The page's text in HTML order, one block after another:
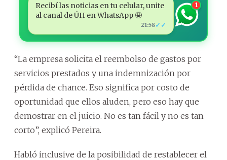
Recibí las noticias en tu celular, unite
al canal de ÚH en WhatsApp 🤩
21:58✓✓
1
“La empresa solicita el reembolso de gastos por
servicios prestados y una indemnización por
pérdida de chance. Eso significa por costo de
oportunidad que ellos aluden, pero eso hay que
demostrar en el juicio. No es tan fácil y no es tan
corto”, explicó Pereira.
Habló inclusive de la posibilidad de restablecer el